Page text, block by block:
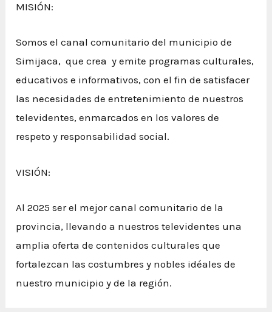
MISIÓN:
Somos el canal comunitario del municipio de
Simijaca, que crea y emite programas culturales,
educativos e informativos, con el fin de satisfacer
las necesidades de entretenimiento de nuestros
televidentes, enmarcados en los valores de
respeto y responsabilidad social.
VISIÓN:
Al 2025 ser el mejor canal comunitario de la
provincia, llevando a nuestros televidentes una
amplia oferta de contenidos culturales que
fortalezcan las costumbres y nobles idéales de
nuestro municipio y de la región.